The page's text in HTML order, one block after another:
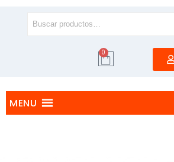
0
MENU